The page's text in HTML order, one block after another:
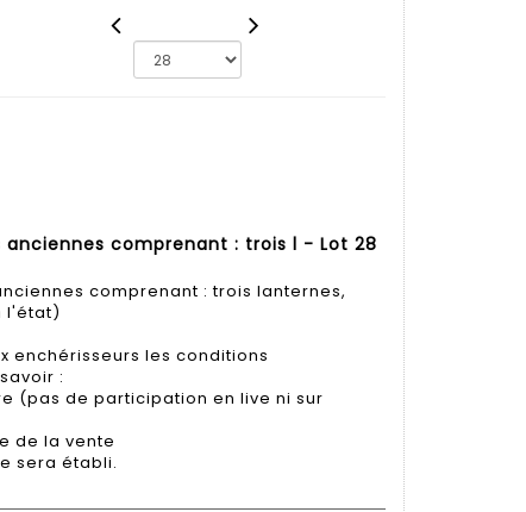
comprenant : trois l - Lot 28
comprenant : trois lanternes,
l'état)
enchérisseurs les conditions
:
(pas de participation en live ni sur
de la vente
sera établi.